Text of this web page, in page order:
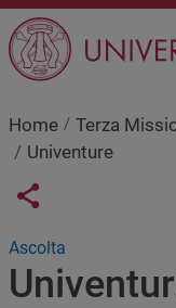
Salta al contenuto
Home Terza
Univenture
Links
Share button
Ascolta